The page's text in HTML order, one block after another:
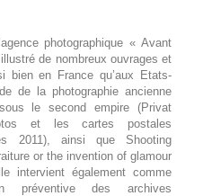
photographique « Avant
de nombreux ouvrages et
bien en France qu’aux Etats-
de la photographie ancienne
le second empire (Privat
et les cartes postales
2011), ainsi queShooting
or the invention of glamour
intervient également comme
préventive des archives